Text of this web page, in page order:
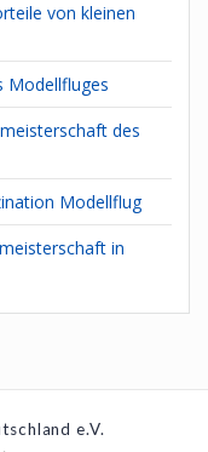
von kleinen
Modellfluges
des
Modellflug
in
e.V.